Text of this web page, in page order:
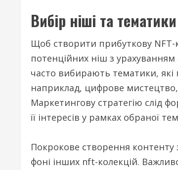
Вибір ніші та тематики
Щоб створити прибуткову NFT-
потенційних ніш з
часто вибирають тематики, які
наприклад, цифрове мистецтво,
Маркетингову стратегію слід
її інтересів у рамках обраної
Покрокове створення контенту
фоні інших nft-колекцій.